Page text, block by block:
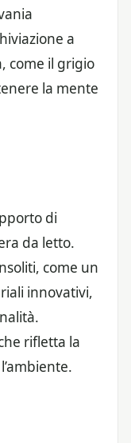
a
come il grigio
la mente
di
da letto.
come un
innovativi,
rifletta la